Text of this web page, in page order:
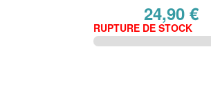
24,90 €
RUPTURE DE STOCK